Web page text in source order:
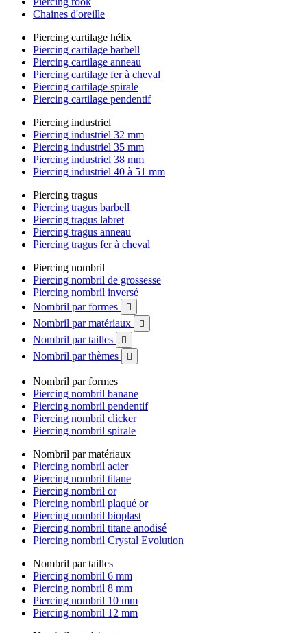
Chaines d'oreille
Piercing cartilage hélix
Piercing cartilage barbell
Piercing cartilage anneau
Piercing cartilage fer à cheval
Piercing cartilage spirale
Piercing cartilage pendentif
Piercing industriel
Piercing industriel 32 mm
Piercing industriel 35 mm
Piercing industriel 38 mm
Piercing industriel 40 à 51 mm
Piercing tragus
Piercing tragus barbell
Piercing tragus labret
Piercing tragus anneau
Piercing tragus fer à cheval
Piercing nombril
Piercing nombril de grossesse
Piercing nombril inversé
Nombril par formes

Nombril par matériaux 
Nombril par tailles 
Nombril par thèmes 
Nombril par formes
Piercing nombril banane
Piercing nombril pendentif
Piercing nombril clicker
Piercing nombril spirale
Nombril par matériaux
Piercing nombril acier
Piercing nombril titane
Piercing nombril or
Piercing nombril plaqué or
Piercing nombril bioplast
Piercing nombril titane anodisé
Piercing nombril Crystal Evolution
Nombril par tailles
Piercing nombril 6 mm
Piercing nombril 8 mm
Piercing nombril 10 mm
Piercing nombril 12 mm